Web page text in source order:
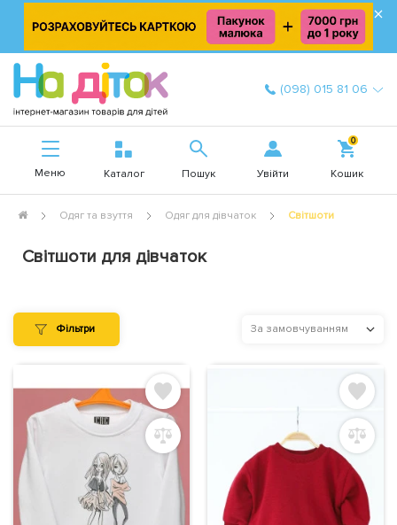
×
(098) 015 81 06
Меню Каталог Пошук Увійти
0
Кошик
Одяг та взуття Одяг для дівчаток Світшоти
Світшоти для дівчаток
Фільтри За замовчуванням